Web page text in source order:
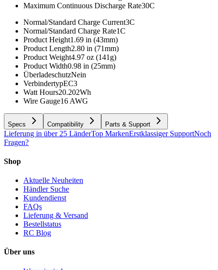
Maximum Continuous Discharge Rate30C
Normal/Standard Charge Current3C
Normal/Standard Charge Rate1C
Product Height1.69 in (43mm)
Product Length2.80 in (71mm)
Product Weight4.97 oz (141g)
Product Width0.98 in (25mm)
ÜberladeschutzNein
VerbindertypEC3
Watt Hours20.202Wh
Wire Gauge16 AWG
Specs Compatibility Parts & Support
Lieferung in über 25 LänderTop MarkenErstklassiger SupportNoch
Fragen?
Shop
Aktuelle Neuheiten
Händler Suche
Kundendienst
FAQs
Lieferung & Versand
Bestellstatus
RC Blog
Über uns